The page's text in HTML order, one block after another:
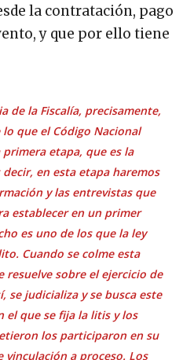
la contratación, pago
y que por ello tiene
de la Fiscalía, precisamente,
que el Código Nacional
etapa, que es la
en esta etapa haremos
y las entrevistas que
establecer en un primer
es uno de los que la ley
Cuando se colme esta
resuelve sobre el ejercicio de
se judicializa y se busca este
el que se fija la litis y los
los participaron en su
a proceso. Los